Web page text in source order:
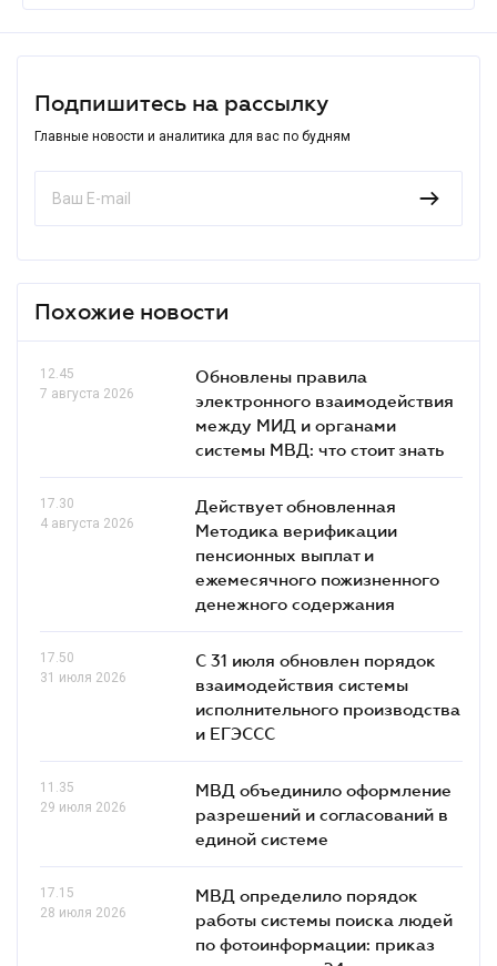
Подпишитесь на рассылку
Главные новости и аналитика для вас по будням
Похожие новости
12.45
7 августа 2026
Обновлены правила
электронного взаимодействия
между МИД и органами
системы МВД: что стоит знать
17.30
4 августа 2026
Действует обновленная
Методика верификации
пенсионных выплат и
ежемесячного пожизненного
денежного содержания
17.50
31 июля 2026
С 31 июля обновлен порядок
взаимодействия системы
исполнительного производства
и ЕГЭССС
11.35
29 июля 2026
МВД объединило оформление
разрешений и согласований в
единой системе
17.15
28 июля 2026
МВД определило порядок
работы системы поиска людей
по фотоинформации: приказ